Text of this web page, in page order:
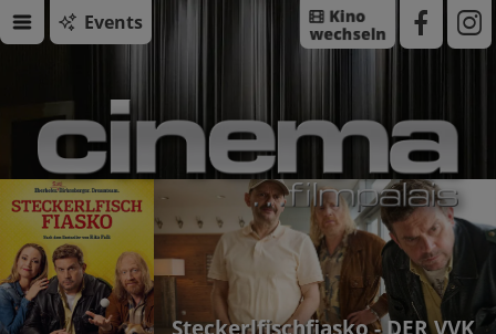
Events
Steckerlfischfiasko - DER VVK